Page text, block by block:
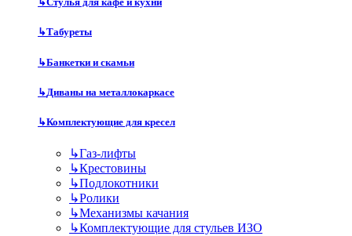
↳Табуреты
↳Банкетки и скамьи
↳Диваны на металлокаркасе
↳Комплектующие для кресел
↳Газ-лифты
↳Крестовины
↳Подлокотники
↳Ролики
↳Механизмы качания
↳Комплектующие для стульев ИЗО